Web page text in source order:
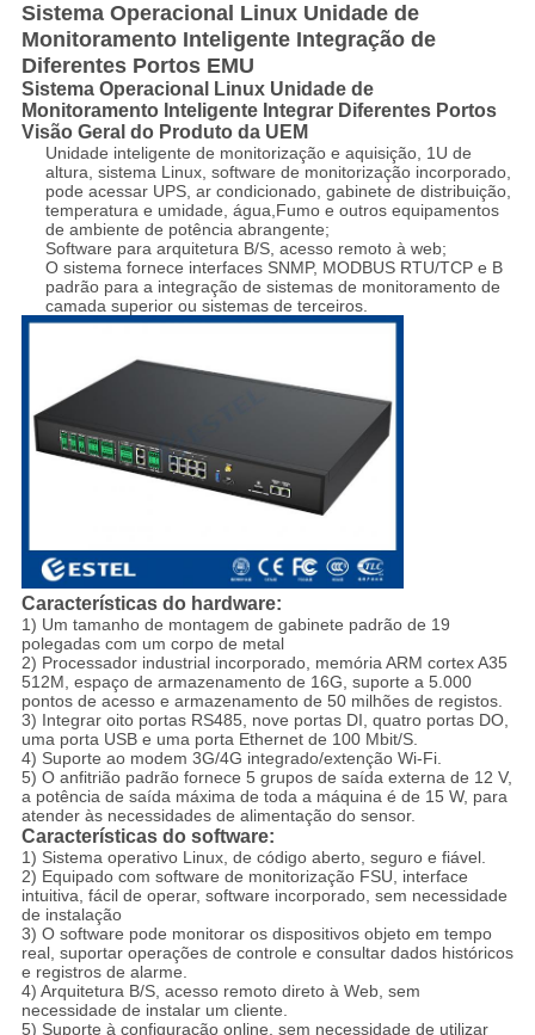
Sistema Operacional Linux Unidade de
Monitoramento Inteligente Integração de
Diferentes Portos EMU
Sistema Operacional Linux Unidade de
Monitoramento Inteligente Integrar Diferentes Portos
Visão Geral do Produto da UEM
Unidade inteligente de monitorização e aquisição, 1U de
altura, sistema Linux, software de monitorização incorporado,
pode acessar UPS, ar condicionado, gabinete de distribuição,
temperatura e umidade, água,Fumo e outros equipamentos
de ambiente de potência abrangente;
Software para arquitetura B/S, acesso remoto à web;
O sistema fornece interfaces SNMP, MODBUS RTU/TCP e B
padrão para a integração de sistemas de monitoramento de
camada superior ou sistemas de terceiros.
Características do hardware:
1) Um tamanho de montagem de gabinete padrão de 19
polegadas com um corpo de metal
2) Processador industrial incorporado, memória ARM cortex A35
512M, espaço de armazenamento de 16G, suporte a 5.000
pontos de acesso e armazenamento de 50 milhões de registos.
3) Integrar oito portas RS485, nove portas DI, quatro portas DO,
uma porta USB e uma porta Ethernet de 100 Mbit/S.
4) Suporte ao modem 3G/4G integrado/extenção Wi-Fi.
5) O anfitrião padrão fornece 5 grupos de saída externa de 12 V,
a potência de saída máxima de toda a máquina é de 15 W, para
atender às necessidades de alimentação do sensor.
Características do software:
1) Sistema operativo Linux, de código aberto, seguro e fiável.
2) Equipado com software de monitorização FSU, interface
intuitiva, fácil de operar, software incorporado, sem necessidade
de instalação
3) O software pode monitorar os dispositivos objeto em tempo
real, suportar operações de controle e consultar dados históricos
e registros de alarme.
4) Arquitetura B/S, acesso remoto direto à Web, sem
necessidade de instalar um cliente.
5) Suporte à configuração online, sem necessidade de utilizar